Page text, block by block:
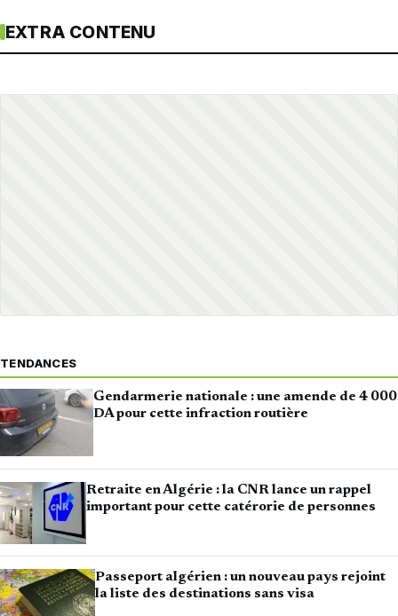
EXTRA CONTENU
TENDANCES
Gendarmerie nationale : une amende de 4 000
DA pour cette infraction routière
Retraite en Algérie : la CNR lance un rappel
important pour cette catérorie de personnes
Passeport algérien : un nouveau pays rejoint
la liste des destinations sans visa